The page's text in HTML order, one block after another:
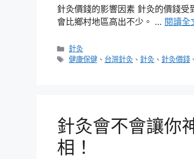
針灸價錢的影響因素 針灸的價錢
會比鄉村地區高出不少。 … 閱讀全
分
類
針灸
標
健康保健 、 台灣針灸 、 針灸 、 針灸價錢 、
針灸會不會讓你
相！